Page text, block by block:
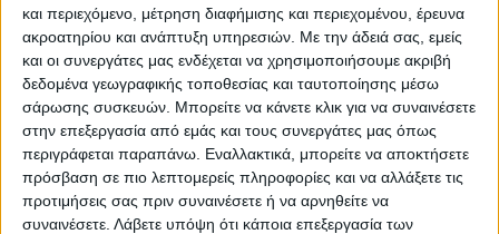
και περιεχόμενο, μέτρηση διαφήμισης και περιεχομένου, έρευνα
ακροατηρίου και ανάπτυξη υπηρεσιών. Με την άδειά σας, εμείς
και οι συνεργάτες μας ενδέχεται να χρησιμοποιήσουμε ακριβή
δεδομένα γεωγραφικής τοποθεσίας και ταυτοποίησης μέσω
σάρωσης συσκευών. Μπορείτε να κάνετε κλικ για να συναινέσετε
στην επεξεργασία από εμάς και τους συνεργάτες μας όπως
περιγράφεται παραπάνω. Εναλλακτικά, μπορείτε να αποκτήσετε
πρόσβαση σε πιο λεπτομερείς πληροφορίες και να αλλάξετε τις
προτιμήσεις σας πριν συναινέσετε ή να αρνηθείτε να
συναινέσετε. Λάβετε υπόψη ότι κάποια επεξεργασία των
«Με την αύξηση του ποσοστού αποψίλωσης
τα τελευταία χρόνια και τις προειδοποιήσεις
των ερευνητών να αγνοούνται από την
κυβέρνηση: η αποψίλωση και οι πυρκαγιές
πάνε μαζί», δήλωσε η Μαριάνα Ναπολιτάνο,
επιστημονική διευθύντρια του WWF για τη
Βραζιλία.